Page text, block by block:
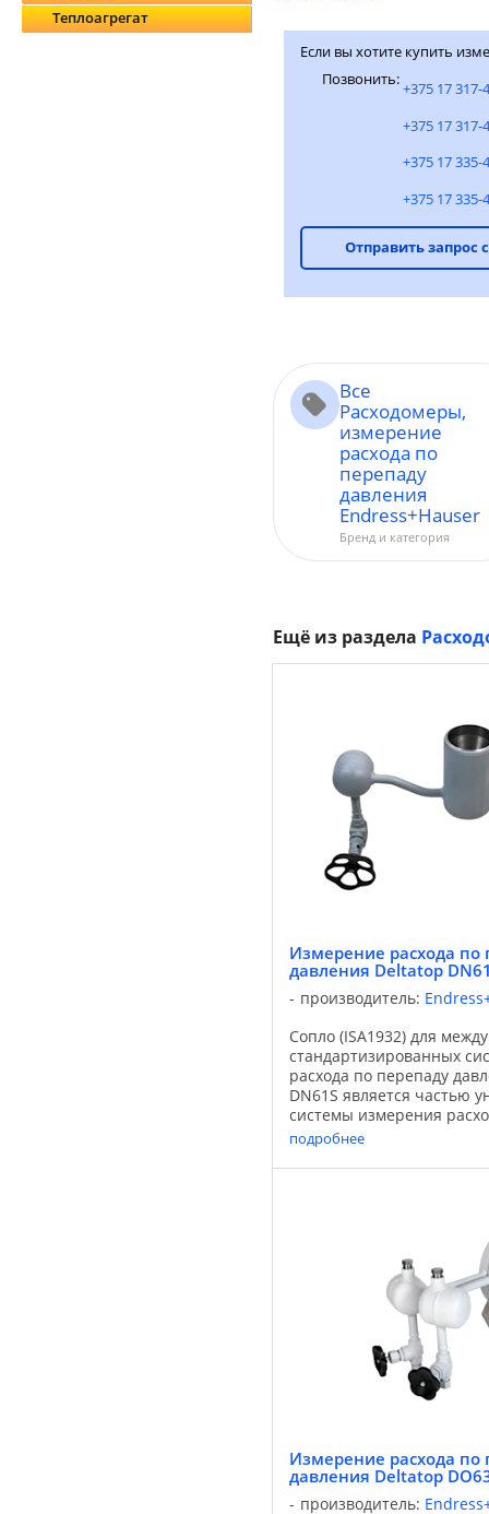
Теплоагрегат
Если вы хотите купить
Позвонить:
+375 17 317-
+375 17 317-
+375 17 335-
+375 17 335-
Отправить запрос
Все
Расходомеры,
измерение
расхода по
перепаду
давления
Endress+Hauser
Бренд и категория
Ещё из раздела
Измерение расхода по
давления Deltatop
производитель:
Сопло (ISA1932) для
стандартизированных
расхода по перепаду
DN61S является частью
системы измерения
давления со
устройствами: трубы
подробнее
Измерение расхода по
давления Deltatop
производитель: